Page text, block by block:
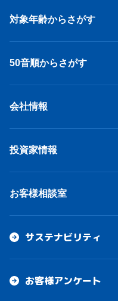
対象年齢からさがす
50音順からさがす
会社情報
投資家情報
お客様相談室
サステナビリティ
お客様アンケート